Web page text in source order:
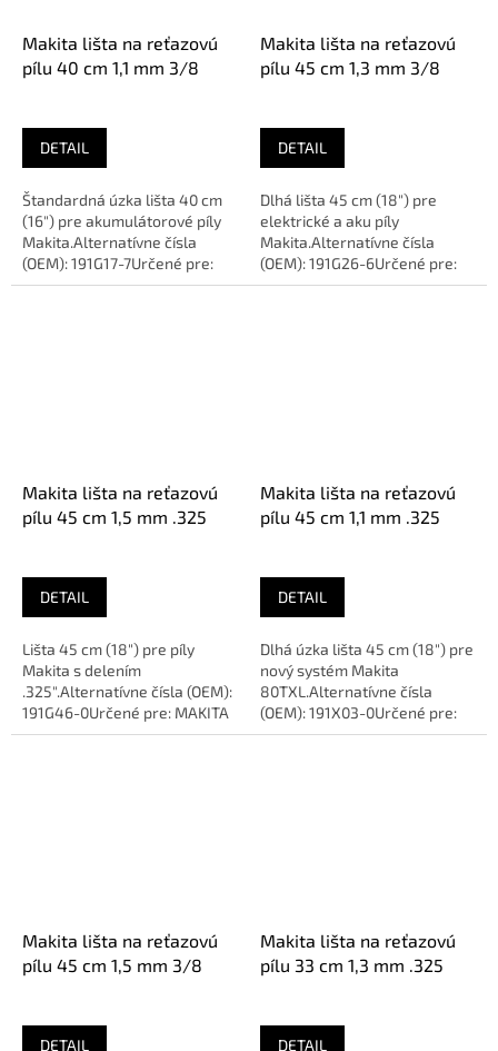
Makita lišta na reťazovú
pílu 40 cm 1,1 mm 3/8
DETAIL
Štandardná úzka lišta 40 cm
(16") pre akumulátorové píly
Makita.Alternatívne čísla
(OEM): 191G17-7Určené pre:
MAKITA DUC353,
Makita lišta na reťazovú
pílu 45 cm 1,3 mm 3/8
DETAIL
Dlhá lišta 45 cm (18") pre
elektrické a aku píly
Makita.Alternatívne čísla
(OEM): 191G26-6Určené pre:
MAKITA UC4051A,
Makita lišta na reťazovú
pílu 45 cm 1,5 mm .325
DETAIL
Lišta 45 cm (18") pre píly
Makita s delením
.325".Alternatívne čísla (OEM):
191G46-0Určené pre: MAKITA
PS500, PS5105Dĺžka: 45 cm...
Makita lišta na reťazovú
pílu 45 cm 1,1 mm .325
DETAIL
Dlhá úzka lišta 45 cm (18") pre
nový systém Makita
80TXL.Alternatívne čísla
(OEM): 191X03-0Určené pre:
MAKITA UC011G, UC015G
Makita lišta na reťazovú
pílu 45 cm 1,5 mm 3/8
DETAIL
Makita lišta na reťazovú
pílu 33 cm 1,3 mm .325
DETAIL